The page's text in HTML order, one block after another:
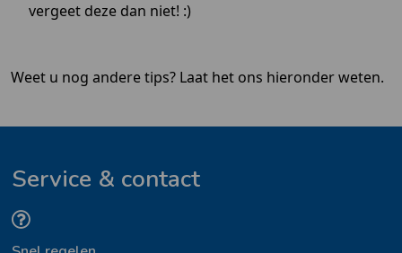
vergeet deze dan niet! :)
Weet u nog andere tips? Laat het ons hieronder weten.
Service & contact